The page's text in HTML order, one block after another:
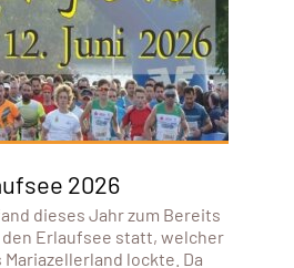
2026
dieses Jahr zum Bereits
den Erlaufsee statt, welcher
lockte. Da